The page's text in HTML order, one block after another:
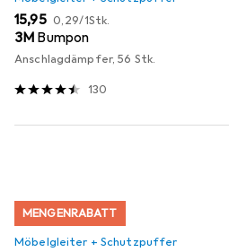
EUR
15,95 EUR
0,29/1Stk.
3M Bumpon
Anschlagdämpfer, 56 Stk.
130
MENGENRABATT
Möbelgleiter + Schutzpuffer